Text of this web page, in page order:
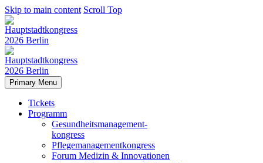
Skip to main content Scroll Top
Primary Menu
Tickets
Programm
Gesundheitsmanagement-
kongress
Pflegemanagementkongress
Forum Medizin & Innovationen